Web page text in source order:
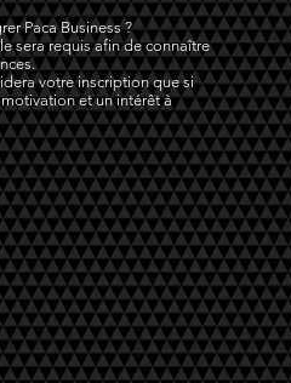
Paca Business ?
sera requis afin de connaître
votre inscription que si
et un intérêt à